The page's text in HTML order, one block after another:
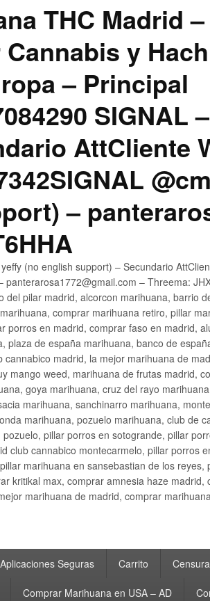
THC Madrid
y
– Principal
SIGNAL
AttCliente
–
(no english support) – Secundario
panterarosa1772@gmail.com – Threema:
pilar madrid, alcorcon marihuana, barrio
comprar marihuana retiro, pillar
porros en madrid, comprar faso en madrid,
plaza de españa marihuana, banco de
madrid, la mejor marihuana de
mango weed, marihuana de frutas madrid,
goya marihuana, cruz del rayo
marihuana, sanchinarro marihuana,
marihuana, pozuelo marihuana, club de
pillar porros en sotogrande, pillar
club cannabico montecarmelo, pillar porros
marihuana en sansebastian de los
kritikal max, comprar amnesia haze
marihuana de madrid, comprar
Aplicaciones Seguras Carrito
Comprar Marihuana en USA – AD